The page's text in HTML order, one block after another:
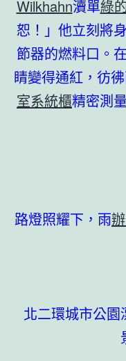
Wilkhahn瀆單綠
恕！」他立刻將
節器的燃料口。
睛變得通紅，彷
室系統櫃精密測
路燈照耀下，雨
北二環城市公園